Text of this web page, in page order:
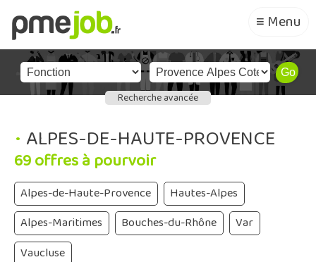
≡ Menu
Recherche avancée
• ALPES-DE-HAUTE-PROVENCE
69 offres à pourvoir
Alpes-de-Haute-Provence
Hautes-Alpes
Alpes-Maritimes
Bouches-du-Rhône
Var
Vaucluse